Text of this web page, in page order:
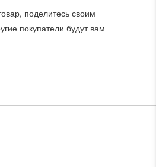
поделитесь своим
покупатели будут вам